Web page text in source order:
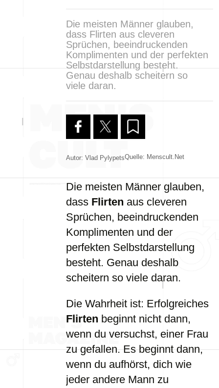
Die meisten Männer glauben,
dass Flirten aus cleveren
Sprüchen, beeindruckenden
Komplimenten und der perfekten
Selbstdarstellung besteht.
Genau deshalb scheitern so
viele daran.
Autor: Vlad PylypetsQuelle: Menscult.net
Die meisten Männer glauben,
dass Flirten aus cleveren
Sprüchen, beeindruckenden
Komplimenten und der
perfekten Selbstdarstellung
besteht. Genau deshalb
scheitern so viele daran.
Die Wahrheit ist: Erfolgreiches
Flirten beginnt nicht dann,
wenn du versuchst, einer Frau
zu gefallen. Es beginnt dann,
wenn du aufhörst, dich wie
jeder andere Mann zu